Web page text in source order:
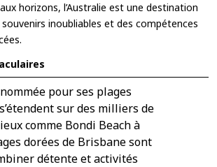
horizons, l’Australie est une destination
inoubliables et des compétences
pour ses plages
sur des milliers de
comme Bondi Beach à
dorées de Brisbane sont
détente et activités